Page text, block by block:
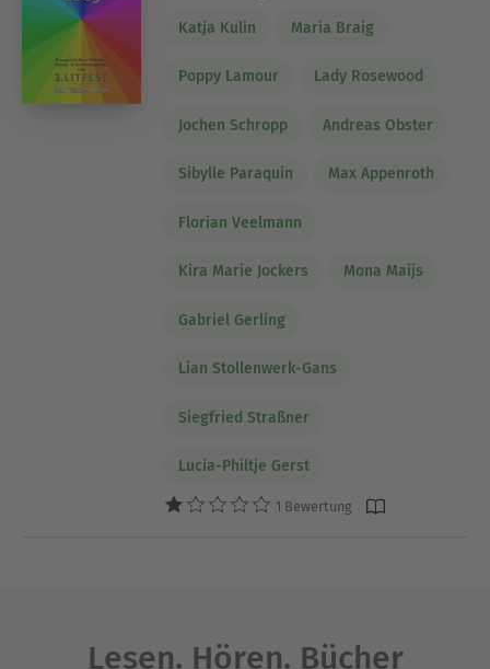
Katja Kulin Maria Braig
Poppy Lamour Lady Rosewood
Jochen Schropp Andreas Obster
Sibylle Paraquin Max Appenroth
Florian Veelmann
Kira Marie Jockers Mona Maijs
Gabriel Gerling
Lian Stollenwerk-Gans
Siegfried Straßner
Lucia-Philtje Gerst
1 Bewertung
Lesen. Hören. Bücher